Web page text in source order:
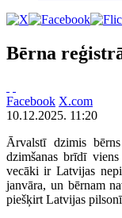
Bērna
Facebook X.com
10.12.2025. 11:20
Ārvalstī dzimis
dzimšanas brīdī
vecāki ir Latvijas
janvāra, un bērnam
piešķirt Latvijas